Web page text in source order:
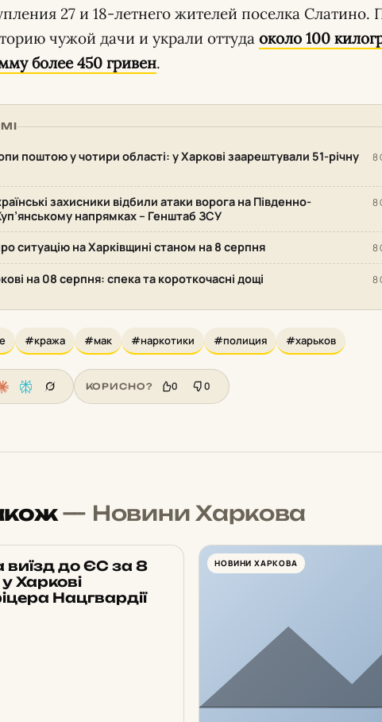
27 и 18-летнего жителей поселка Слатино.
чужой дачи и украли оттуда около 100
более 450 гривен.
поштою у чотири області: у Харкові заарештували 51-річну
8
захисники відбили атаки ворога на Південно-
напрямках – Генштаб ЗСУ
8
ситуацію на Харківщині станом на 8 серпня 8
на 08 серпня: спека та короткочасні дощі 8
#кража #мак #наркотики #полиция #харьков
КОРИСНО? 0 0
— Новини Харкова
виїзд до ЄС за 8
Харкові
Нацгвардії
НОВИНИ ХАРКОВА